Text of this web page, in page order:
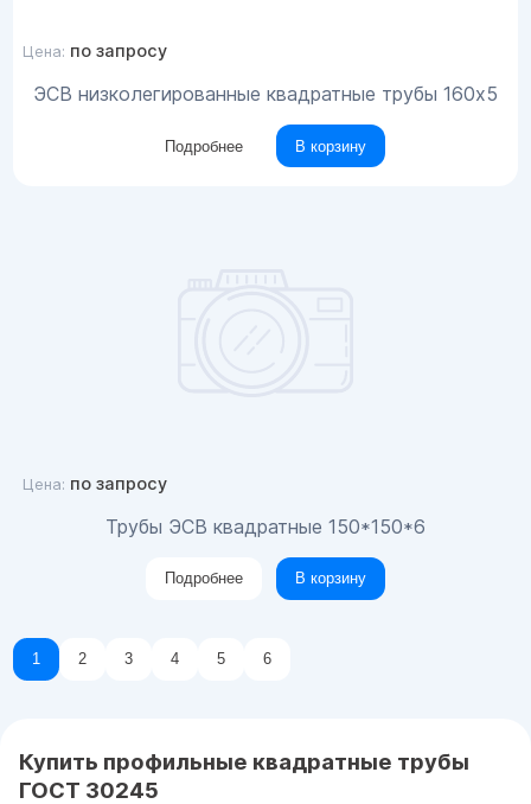
Цена: по запросу
ЭСВ низколегированные квадратные трубы 160x5
Подробнее В корзину
Цена: по запросу
Трубы ЭСВ квадратные 150*150*6
Подробнее В корзину
1 2 3 4 5 6
Купить профильные квадратные трубы
ГОСТ 30245